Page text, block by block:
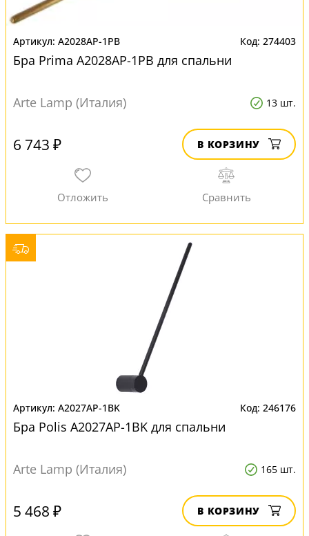
A2028AP-1PB 274403
Бра Prima A2028AP-1PB для спальни
Arte Lamp (Италия) 13 шт.
6 743 ₽ В КОРЗИНУ
A2027AP-1BK 246176
Бра Polis A2027AP-1BK для спальни
Arte Lamp (Италия) 165 шт.
5 468 ₽ В КОРЗИНУ